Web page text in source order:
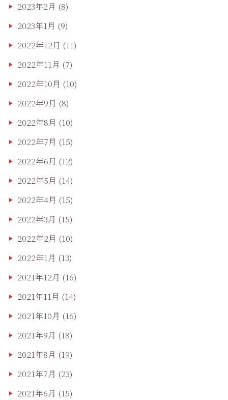
2023年2月 (8)
2023年1月 (9)
2022年12月 (11)
2022年11月 (7)
2022年10月 (10)
2022年9月 (8)
2022年8月 (10)
2022年7月 (15)
2022年6月 (12)
2022年5月 (14)
2022年4月 (15)
2022年3月 (15)
2022年2月 (10)
2022年1月 (13)
2021年12月 (16)
2021年11月 (14)
2021年10月 (16)
2021年9月 (18)
2021年8月 (19)
2021年7月 (23)
2021年6月 (15)